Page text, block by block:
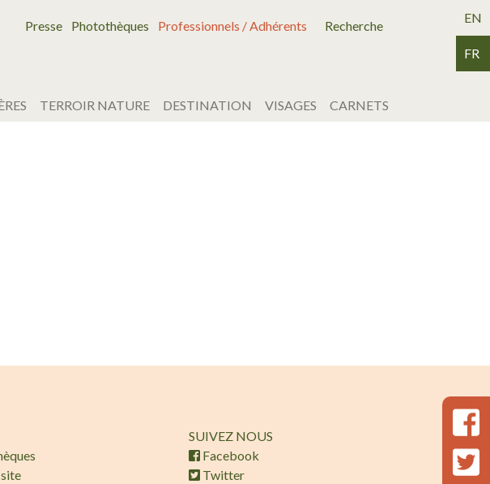
Presse Photothèques Professionnels / Adhérents Recherche
TERROIR NATURE DESTINATION VISAGES CARNETS
EN
FR
SUIVEZ NOUS
Facebook
Twitter